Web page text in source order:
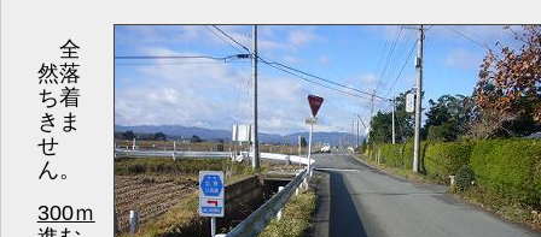
全
然落
ち着
きま
せ
ん。
300ｍ